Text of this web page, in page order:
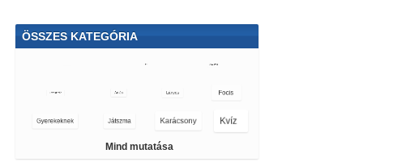
ÖSSZES KATEGÓRIA
Mind mutatása